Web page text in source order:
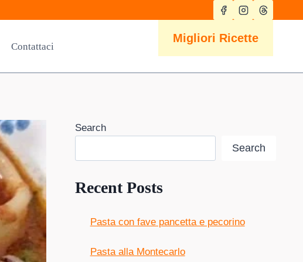
Contattaci
Migliori Ricette
Search
Search
Recent Posts
Pasta con fave pancetta e pecorino
Pasta alla Montecarlo